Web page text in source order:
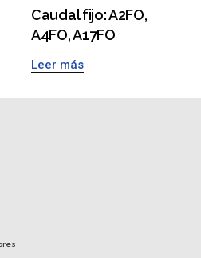
Caudal fijo: A2FO,
A4FO, A17FO
Leer más